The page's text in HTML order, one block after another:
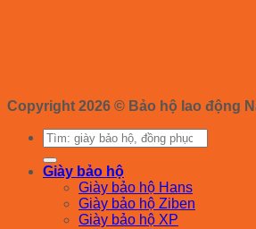
Copyright 2026 © Bảo hộ lao động
Tìm
kiếm:
Giày bảo hộ
Giày bảo hộ Hans
Giày bảo hộ Ziben
Giày bảo hộ XP